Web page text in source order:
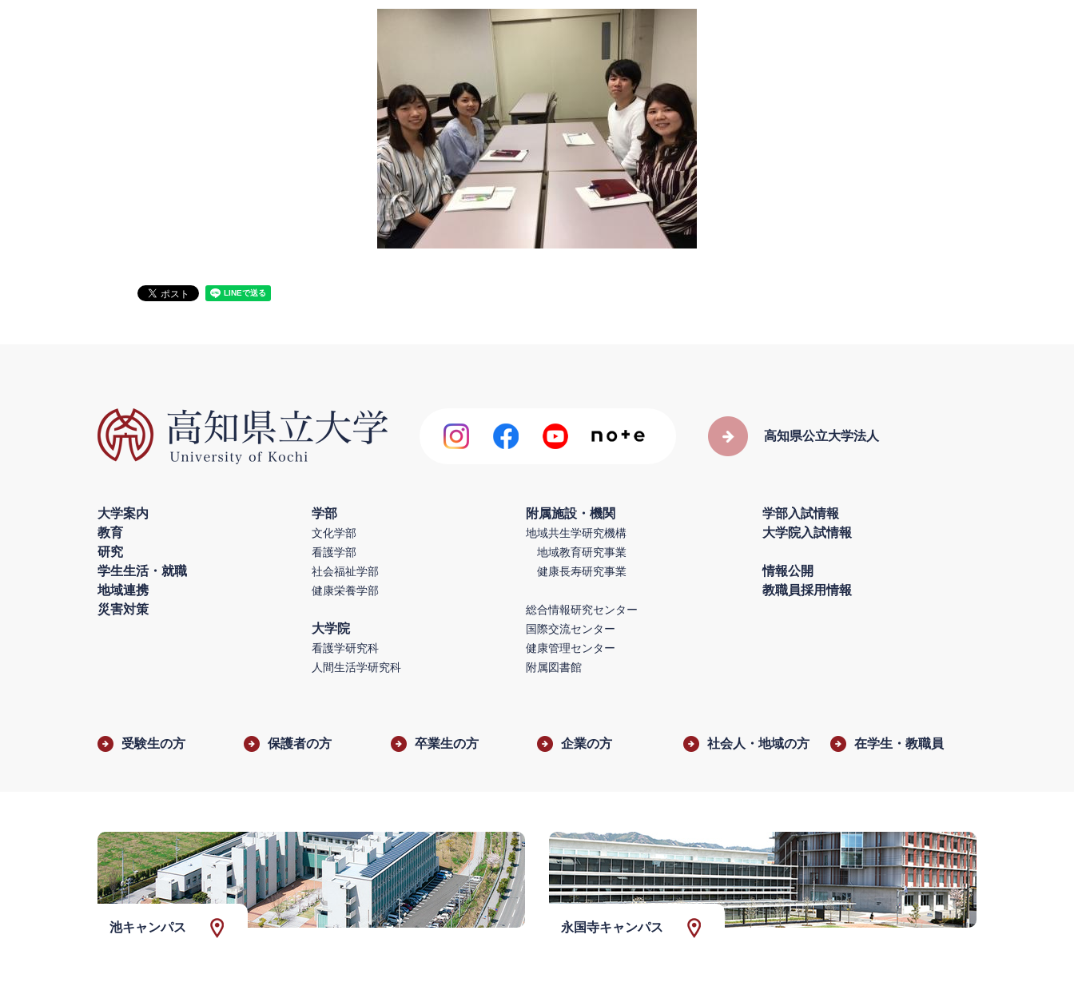
高知県公立大学法人
大学案内
教育
研究
学生生活・就職
地域連携
災害対策
学部
文化学部
看護学部
社会福祉学部
健康栄養学部
大学院
看護学研究科
人間生活学研究科
附属施設・機関
地域共生学研究機構
地域教育研究事業
健康長寿研究事業
総合情報研究センター
国際交流センター
健康管理センター
附属図書館
学部入試情報
大学院入試情報
情報公開
教職員採用情報
受験生の方 保護者の方 卒業生の方 企業の方 社会人・地域の方 在学生・教職員
池キャンパス 永国寺キャンパス